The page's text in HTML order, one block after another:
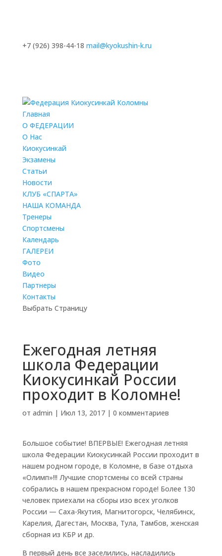
+7 (926) 398-44-18 mail@kyokushin-k.ru
Главная
О ФЕДЕРАЦИИ
О Нас
Киокусинкай
Экзамены
Статьи
Новости
КЛУБ «СПАРТА»
НАША КОМАНДА
Тренеры
Cпортсмены
Календарь
ГАЛЕРЕИ
Фото
Видео
Партнеры
Контакты
Выбрать Страницу
Ежегодная летняя
школа Федерации
Киокусинкай России
проходит в Коломне!
от admin | Июл 13, 2017| 0 комментариев
Большое событие! ВПЕРВЫЕ! Ежегодная летняя
школа Федерации Киокусинкай России проходит в
нашем родном городе, в Коломне, в базе отдыха
«Олимп»!!! Лучшие спортсмены со всей страны
собрались в нашем прекрасном городе! Более 130
человек приехали на сборы изо всех уголков
России — Саха-Якутия, Магнитогорск, Челябинск,
Карелия, Дагестан, Москва, Тула, Тамбов, женская
сборная из КБР и др.
В первый день все заселились, насладились